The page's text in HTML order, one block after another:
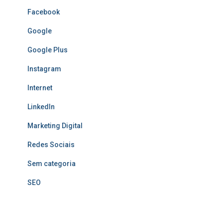
Facebook
Google
Google Plus
Instagram
Internet
LinkedIn
Marketing Digital
Redes Sociais
Sem categoria
SEO